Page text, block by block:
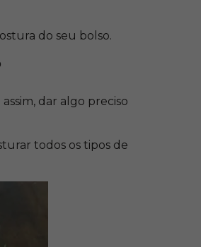
do seu bolso.
dar algo preciso
todos os tipos de